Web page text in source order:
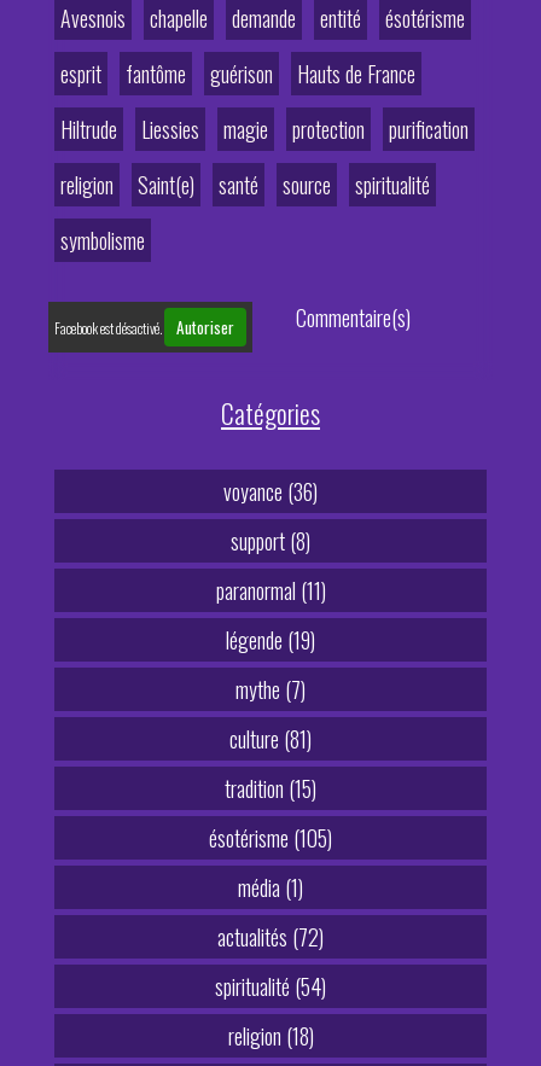
Avesnois
chapelle demande entité
ésotérisme
esprit
fantôme guérison
Hauts de France
Hiltrude
Liessies magie protection
purification
religion
Saint(e) santé source
spiritualité
symbolisme
Facebook est désactivé. Autoriser Commentaire(s)
Catégories
voyance (36)
support (8)
paranormal (11)
légende (19)
mythe (7)
culture (81)
tradition (15)
ésotérisme (105)
média (1)
actualités (72)
spiritualité (54)
religion (18)